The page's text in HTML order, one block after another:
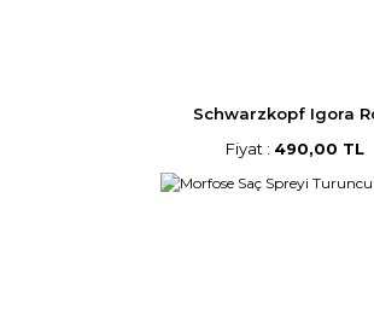
Schwarzkopf Igora
Fiyat : 490,00 TL